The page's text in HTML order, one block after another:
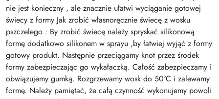
nie jest konieczny , ale znacznie ułatwi wyciąganie gotowej
świecy z formy Jak zrobić własnoręcznie świecę z wosku
pszczelego : By zrobić świecę należy spryskać silikonową
formę dodatkowo silikonem w sprayu ,by łatwiej wyjąć z formy
gotowy produkt. Następnie przeciągamy knot przez środek
formy zabezpieczając go wykałaczką. Całość zabezpieczamy i
obwiązujemy gumką. Rozgrzewamy wosk do 50°C i zalewamy
formę. Należy pamiętać, że całą czynność wykonujemy powoli